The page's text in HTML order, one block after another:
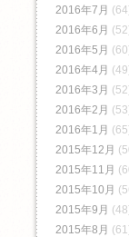
2016年7月
2016年6月
2016年5月
2016年4月
2016年3月
2016年2月
2016年1月
2015年12月
2015年11月
2015年10月
2015年9月
2015年8月